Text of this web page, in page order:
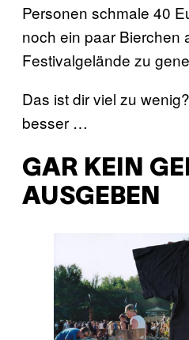
Personen schmale 40
noch ein paar Bierchen
Festivalgelände zu
Das ist dir viel zu
besser …
GAR KEIN
AUSGEBEN